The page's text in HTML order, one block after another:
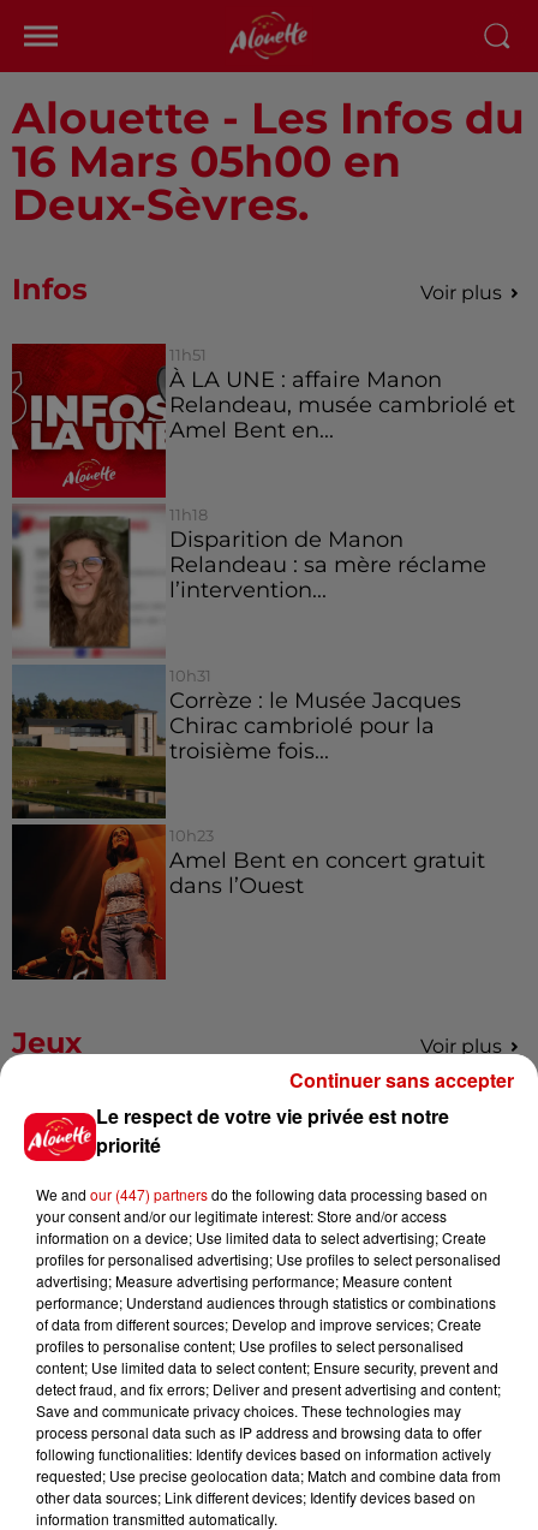
Alouette - Les Infos du
16 Mars 05h00 en
Deux-Sèvres.
Infos Voir plus
11h51
À LA UNE : affaire Manon
Relandeau, musée cambriolé et
Amel Bent en...
11h18
Disparition de Manon
Relandeau : sa mère réclame
l’intervention...
10h31
Corrèze : le Musée Jacques
Chirac cambriolé pour la
troisième fois...
10h23
Amel Bent en concert gratuit
dans l’Ouest
Jeux Voir plus
Gagnez vos places pour le
Festival du Roi Arthur 2026 !
Gagnez vos entrées pour le
Musée du Sport Automobile au
Mans !
Alouette vous invite à
Futuroscope Xperiences !
Le respect de votre vie privée est notre
priorité
We and our (447) partnersdo the following data processing based on
your consent and/or our legitimate interest: Store and/or access
information on a device; Use limited data to select advertising; Create
profiles for personalised advertising; Use profiles to select personalised
advertising; Measure advertising performance; Measure content
performance; Understand audiences through statistics or combinations
of data from different sources; Develop and improve services; Create
profiles to personalise content; Use profiles to select personalised
content; Use limited data to select content; Ensure security, prevent and
detect fraud, and fix errors; Deliver and present advertising and content;
Save and communicate privacy choices. These technologies may
process personal data such as IP address and browsing data to offer
following functionalities: Identify devices based on information actively
requested; Use precise geolocation data; Match and combine data from
other data sources; Link different devices; Identify devices based on
information transmitted automatically.
Continuer sans accepter